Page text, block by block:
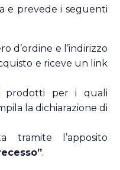
e prevede i seguenti
d’ordine e l’indirizzo
e riceve un link
prodotti per i quali
la dichiarazione di
tramite l’apposito
.